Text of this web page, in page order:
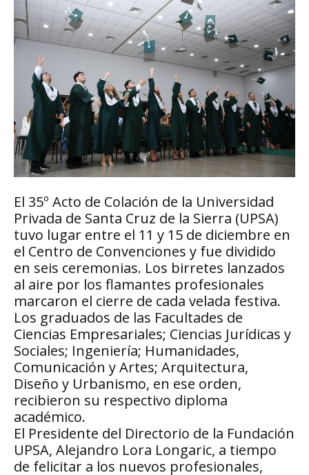
El 35º Acto de Colación de la Universidad
Privada de Santa Cruz de la Sierra (UPSA)
tuvo lugar entre el 11 y 15 de diciembre en
el Centro de Convenciones y fue dividido
en seis ceremonias. Los birretes lanzados
al aire por los flamantes profesionales
marcaron el cierre de cada velada festiva.
Los graduados de las Facultades de
Ciencias Empresariales; Ciencias Jurídicas y
Sociales; Ingeniería; Humanidades,
Comunicación y Artes; Arquitectura,
Diseño y Urbanismo, en ese orden,
recibieron su respectivo diploma
académico.
El Presidente del Directorio de la Fundación
UPSA, Alejandro Lora Longaric, a tiempo
de felicitar a los nuevos profesionales,